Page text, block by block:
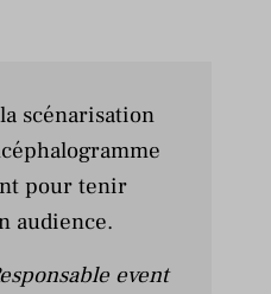
scénarisation
pour tenir
audience.
event